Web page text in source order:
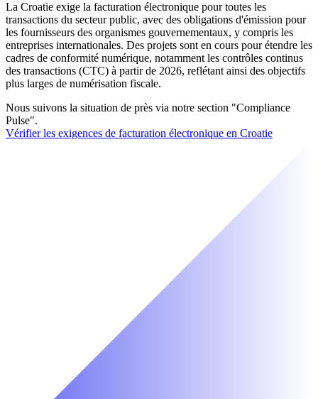
La Croatie exige la facturation électronique pour toutes les
transactions du secteur public, avec des obligations d'émission pour
les fournisseurs des organismes gouvernementaux, y compris les
entreprises internationales. Des projets sont en cours pour étendre les
cadres de conformité numérique, notamment les contrôles continus
des transactions (CTC) à partir de 2026, reflétant ainsi des objectifs
plus larges de numérisation fiscale.
Nous suivons la situation de près via notre section "Compliance
Pulse".
Vérifier les exigences de facturation électronique en Croatie